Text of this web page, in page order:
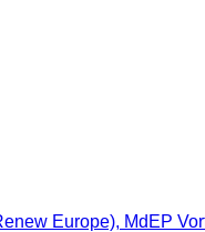
Europe), MdEP